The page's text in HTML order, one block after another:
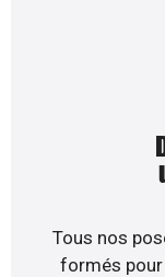
Tous nos
formés pour